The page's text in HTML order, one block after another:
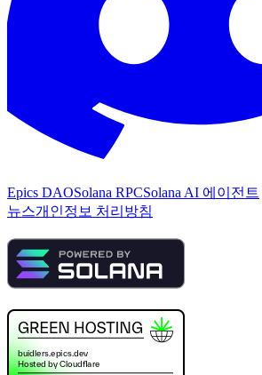
Epics DAOSolana RPCSolana AI 에이전트
뉴스개인정보 처리방침